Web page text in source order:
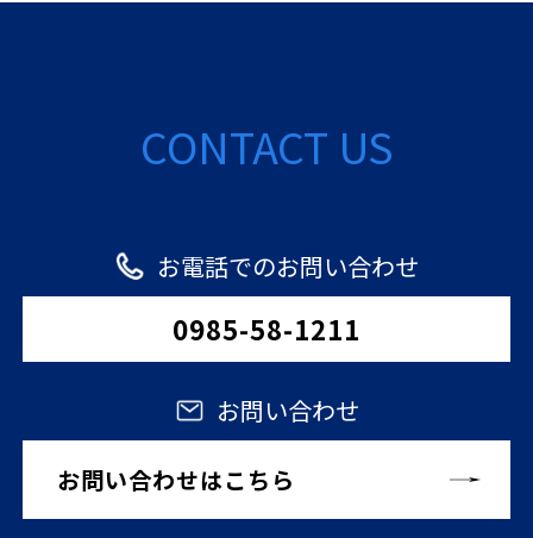
CONTACT US
お電話でのお問い合わせ
0985-58-1211
お問い合わせ
お問い合わせはこちら